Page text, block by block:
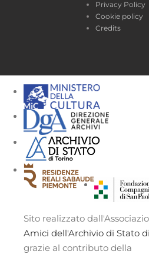
Privacy Policy
Cookie policy
Credits
Sito realizzato
Amici dell'Archivio di Stato
grazie al contributo della